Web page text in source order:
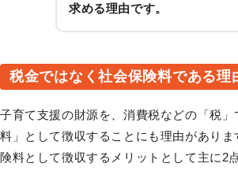
求める理由です。
税金ではなく社会保険料である理
子育て支援の財源を、消費税などの「税
料」として徴収することにも理由があり
険料として徴収するメリットとして主に2